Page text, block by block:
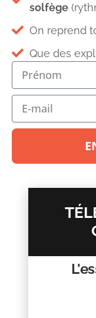
Laisser un
Votre adresse e-
obligatoires sont
solfège
On reprend
Que des